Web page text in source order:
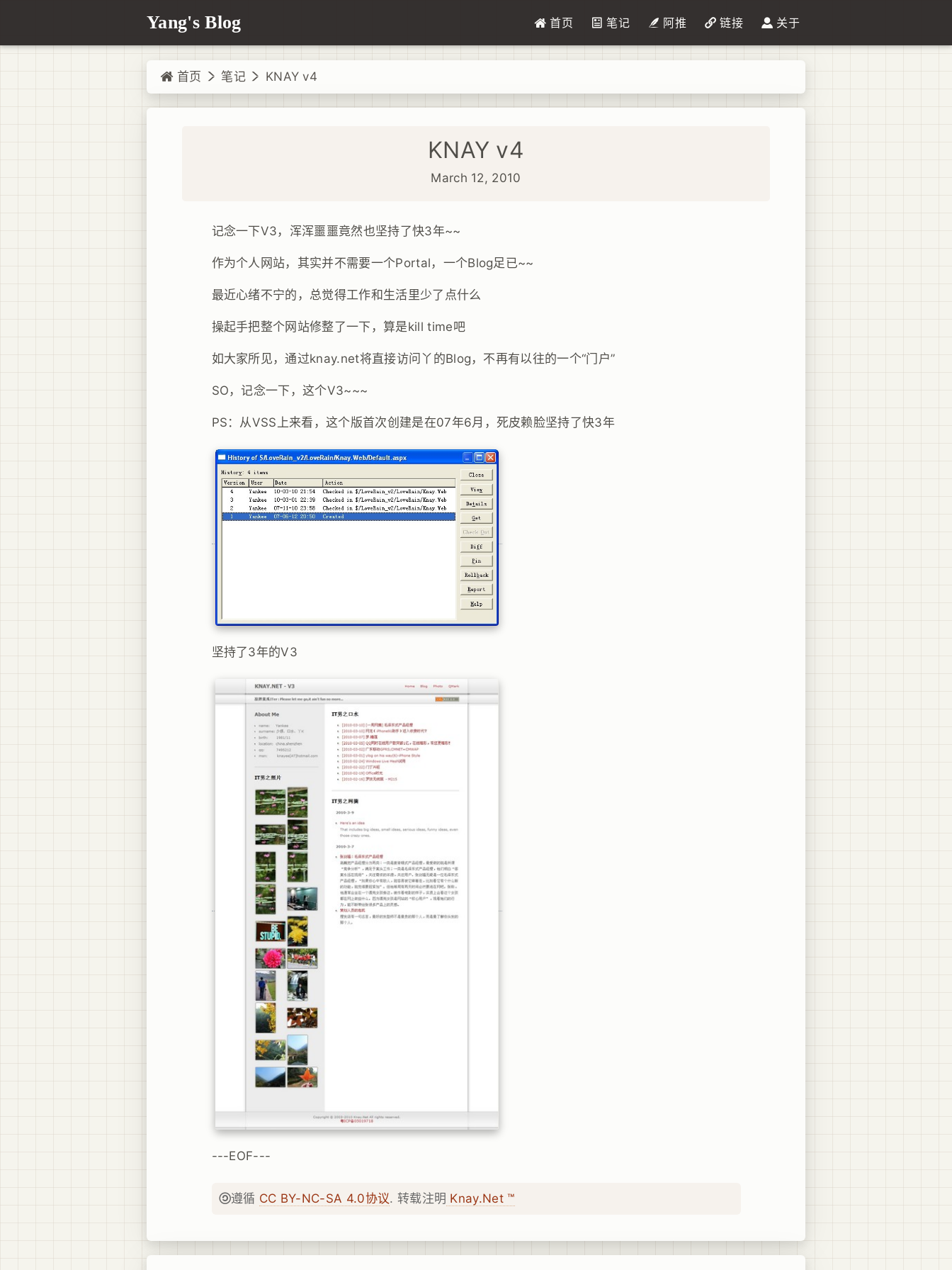
Yang's Blog 首页 笔记 阿推 链接 关于
首页 笔记 KNAY v4
KNAY v4
March 12, 2010
记念一下V3，浑浑噩噩竟然也坚持了快3年~~
作为个人网站，其实并不需要一个Portal，一个Blog足已~~
最近心绪不宁的，总觉得工作和生活里少了点什么
操起手把整个网站修整了一下，算是kill time吧
如大家所见，通过knay.net将直接访问丫的Blog，不再有以往的一个“门户”
SO，记念一下，这个V3~~~
PS：从VSS上来看，这个版首次创建是在07年6月，死皮赖脸坚持了快3年
坚持了3年的V3
---EOF---
遵循 CC BY-NC-SA 4.0协议. 转载注明 Knay.Net ™